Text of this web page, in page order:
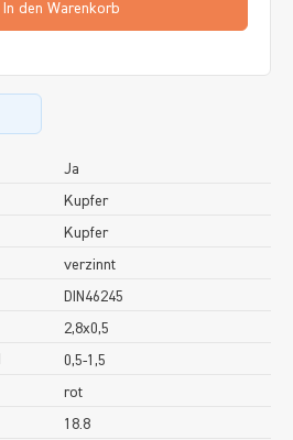
In den Warenkorb
Ja
Kupfer
Kupfer
verzinnt
DIN46245
2,8x0,5
0,5-1,5
rot
18.8